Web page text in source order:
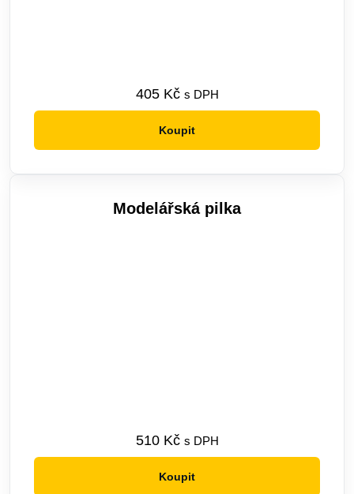
405 Kč s DPH
Koupit
Modelářská pilka
510 Kč s DPH
Koupit